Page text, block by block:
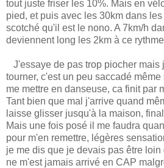
tout juste friser les 10%. Mais en
pied, et puis avec les 30km dans
scotché qu'il est le nono. A 7km/h
deviennent long les 2km à ce
J'essaye de pas trop piocher mais
tourner, c'est un peu saccadé
me mettre en danseuse, ca finit par
Tant bien que mal j'arrive quand
laisse glisser jusqu'à la maison,
Mais une fois posé il me faudra
pour m'en remettre, légères
je me dis que je devais pas être
ne m'est jamais arrivé en CAP